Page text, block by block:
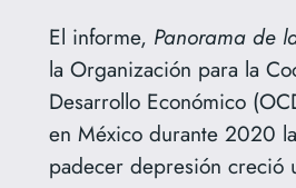
El informe, Panorama de
la Organización para la
Desarrollo Económico
en México durante 2020
padecer depresión creció